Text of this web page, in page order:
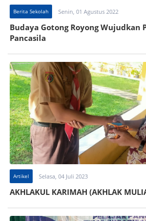
Berita Sekolah Senin, 01 Agustus 2022
Budaya Gotong Royong Wujudkan
Pancasila
Artikel Selasa, 04 Juli 2023
AKHLAKUL KARIMAH (AKHLAK